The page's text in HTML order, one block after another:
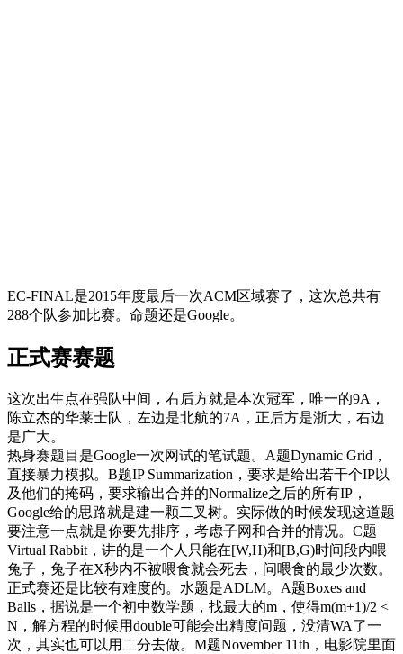
EC-FINAL是2015年度最后一次ACM区域赛了，这次总共有
288个队参加比赛。命题还是Google。
正式赛赛题
这次出生点在强队中间，右后方就是本次冠军，唯一的9A，
陈立杰的华莱士队，左边是北航的7A，正后方是浙大，右边
是广大。
热身赛题目是Google一次网试的笔试题。A题Dynamic Grid，
直接暴力模拟。B题IP Summarization，要求是给出若干个IP以
及他们的掩码，要求输出合并的Normalize之后的所有IP，
Google给的思路就是建一颗二叉树。实际做的时候发现这道题
要注意一点就是你要先排序，考虑子网和合并的情况。C题
Virtual Rabbit，讲的是一个人只能在[W,H)和[B,G)时间段内喂
兔子，兔子在X秒内不被喂食就会死去，问喂食的最少次数。
正式赛还是比较有难度的。水题是ADLM。A题Boxes and
Balls，据说是一个初中数学题，找最大的m，使得m(m+1)/2 <
N，解方程的时候用double可能会出精度问题，没清WA了一
次，其实也可以用二分去做。M题November 11th，电影院里面